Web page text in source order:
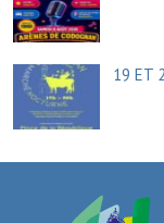
19 ET